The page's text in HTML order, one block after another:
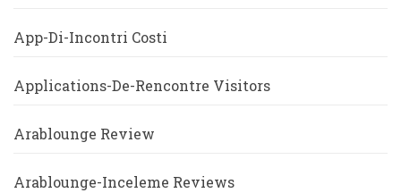
App-Di-Incontri Costi
Applications-De-Rencontre Visitors
Arablounge Review
Arablounge-Inceleme Reviews